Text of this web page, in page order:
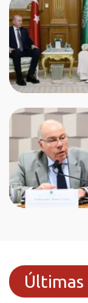
Últimas